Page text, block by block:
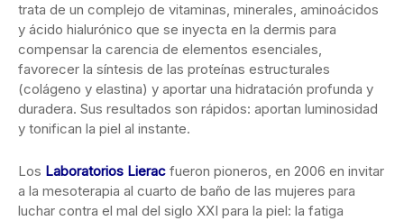
trata de un complejo de vitaminas, minerales, aminoácidos
y ácido hialurónico que se inyecta en la dermis para
compensar la carencia de elementos esenciales,
favorecer la síntesis de las proteínas estructurales
(colágeno y elastina) y aportar una hidratación profunda y
duradera. Sus resultados son rápidos: aportan luminosidad
y tonifican la piel al instante.
Los Laboratorios Lierac fueron pioneros, en 2006 en invitar
a la mesoterapia al cuarto de baño de las mujeres para
luchar contra el mal del siglo XXI para la piel: la fatiga